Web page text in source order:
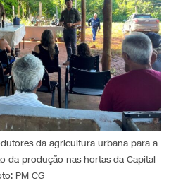
da agricultura urbana para a
da produção nas hortas da Capital
PM CG